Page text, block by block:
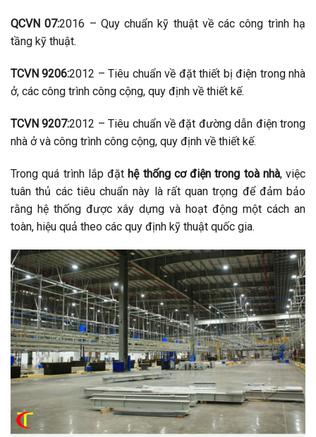
QCVN 07:2016 – Quy chuẩn kỹ thuật về các công trình hạ
tầng kỹ thuật.
TCVN 9206:2012 – Tiêu chuẩn về đặt thiết bị điện trong nhà
ở, các công trình công cộng, quy định về thiết kế.
TCVN 9207:2012 – Tiêu chuẩn về đặt đường dẫn điện trong
nhà ở và công trình công cộng, quy định về thiết kế.
Trong quá trình lắp đặt hệ thống cơ điện trong toà nhà, việc
tuân thủ các tiêu chuẩn này là rất quan trọng để đảm bảo
rằng hệ thống được xây dựng và hoạt động một cách an
toàn, hiệu quả theo các quy định kỹ thuật quốc gia.